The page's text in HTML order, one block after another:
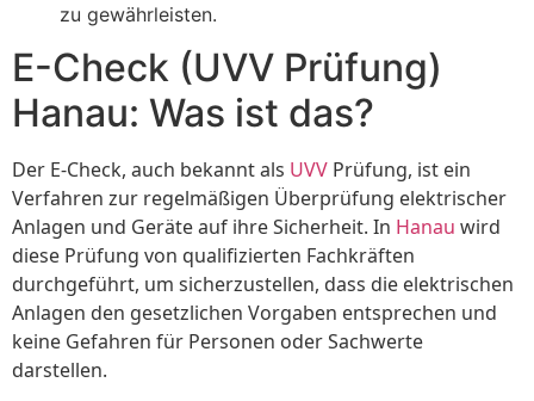
zu gewährleisten.
E-Check (UVV Prüfung)
Hanau: Was ist das?
Der E-Check, auch bekannt als UVV Prüfung, ist ein
Verfahren zur regelmäßigen Überprüfung elektrischer
Anlagen und Geräte auf ihre Sicherheit. In Hanau wird
diese Prüfung von qualifizierten Fachkräften
durchgeführt, um sicherzustellen, dass die elektrischen
Anlagen den gesetzlichen Vorgaben entsprechen und
keine Gefahren für Personen oder Sachwerte
darstellen.